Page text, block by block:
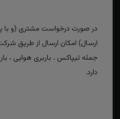
در صورت درخواست مشتری (و با
ارسال) امکان ارسال از طریق
جمله تیپاکس ، باربری هوایی ،
دارد.